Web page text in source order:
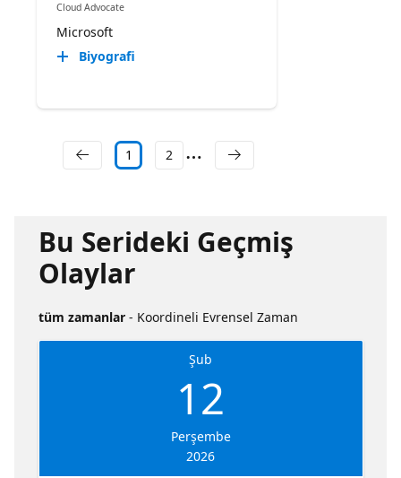
Cloud Advocate
Microsoft
Biyografi
1 2
Bu Serideki Geçmiş
Olaylar
tüm zamanlar - Koordineli Evrensel Zaman
Şub
12
Perşembe
2026